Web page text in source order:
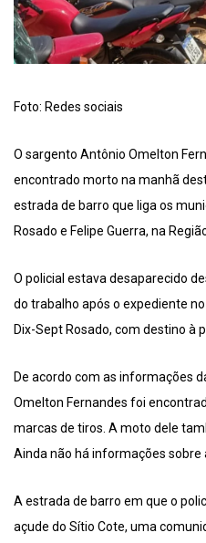
Foto: Redes sociais
O sargento Antônio Omelton
encontrado morto na manhã
estrada de barro que liga os
Rosado e Felipe Guerra, na
O policial estava desaparecido
do trabalho após o expediente
Dix-Sept Rosado, com destino à
De acordo com as informações
Omelton Fernandes foi
marcas de tiros. A moto dele
Ainda não há informações sobre
A estrada de barro em que o
açude do Sítio Cote, uma